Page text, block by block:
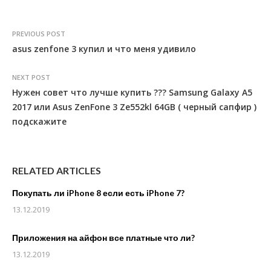
PREVIOUS POST
asus zenfone 3 купил и что меня удивило
NEXT POST
Нужен совет что лучше купить ??? Samsung Galaxy A5
2017 или Asus ZenFone 3 Ze552kl 64GB ( черный сапфир )
подскажите
RELATED ARTICLES
Покупать ли iPhone 8 если есть iPhone 7?
13.12.2019
Приложения на айфон все платные что ли?
13.12.2019